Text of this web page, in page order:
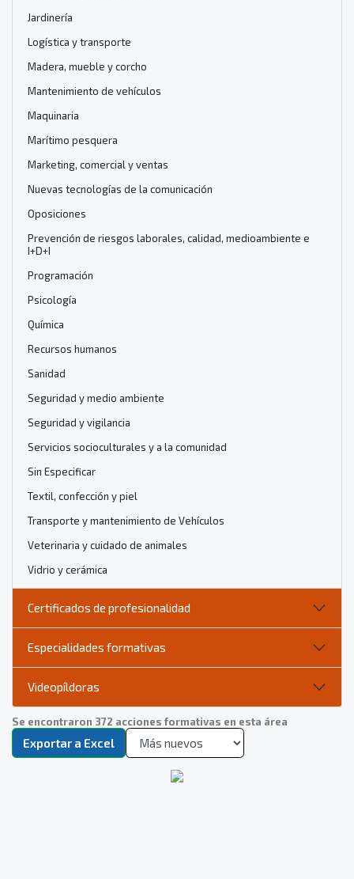
Jardinería
Logística y transporte
Madera, mueble y corcho
Mantenimiento de vehículos
Maquinaria
Marítimo pesquera
Marketing, comercial y ventas
Nuevas tecnologías de la comunicación
Oposiciones
Prevención de riesgos laborales, calidad, medioambiente e
I+D+I
Programación
Psicología
Química
Recursos humanos
Sanidad
Seguridad y medio ambiente
Seguridad y vigilancia
Servicios socioculturales y a la comunidad
Sin Especificar
Textil, confección y piel
Transporte y mantenimiento de Vehículos
Veterinaria y cuidado de animales
Vidrio y cerámica
Certificados de profesionalidad
Especialidades formativas
Videopíldoras
Se encontraron 372 acciones formativas en esta área
Exportar a Excel